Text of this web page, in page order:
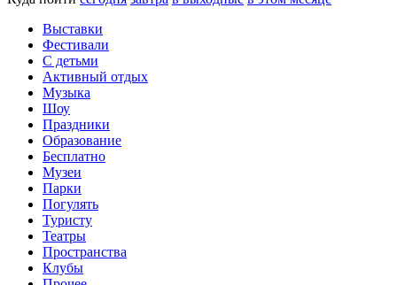
Выставки
Фестивали
С детьми
Активный отдых
Музыка
Шоу
Праздники
Образование
Бесплатно
Музеи
Парки
Погулять
Туристу
Театры
Пространства
Клубы